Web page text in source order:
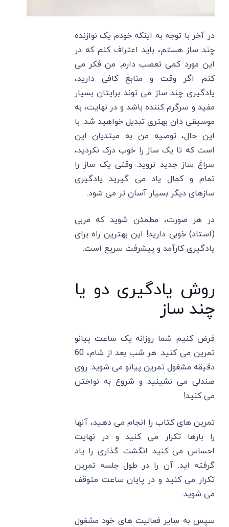
در آخر با توجه به اینکه خودم یک نوازنده
چند ساز هستم، باید اعتراف کنم که در
این مورد کمی تعصب دارم. من فکر می
کنم اگر وقت و منابع کافی دارید،
یادگیری چند ساز می توند برایتان بسیار
مفید و سرگرم کننده باشد و در نهایت، به
موسیقی دان بهتری تبدیل خواهید شد. با
این حال، توصیه من به مبتدیان این
است که تا یک ساز را خوب درک نکردید،
سراغ ساز جدید نروید. وقتی یک ساز را
تمام و کمال یاد می گیرید یادگیری
سازهای دیگر بسیار آسان تر می شود.
در هر صورت، مطمئن شوید که مربی
(استاد) خوبی دارید! این بهترین راه برای
یادگیری کارآمد و پیشرفت سریع است.
روش یادگیری دو یا
چند ساز
فرض کنیم شما روزانه یک ساعت پیانو
تمرین می کنید. هر شب بعد از شام، 60
دقیقه مشغول تمرین پیانو می شوید. روی
صندلی می نشینید و شروع به نواختن
می کنید!
تمرین های کتاب را انجام می دهید، آنها
را بارها تکرار می کنید و در نهایت
احساس می کنید انگشت گذاری را یاد
گرفته اید. آن را در طول جلسه تمرین
تکرار می کنید و در پایان ساعت متوقف
می شوید.
سپس به سایر فعالیت های خود مشغول